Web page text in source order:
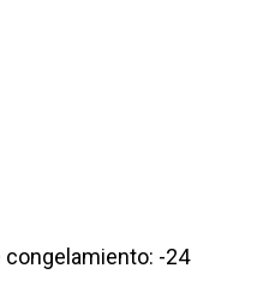
-24